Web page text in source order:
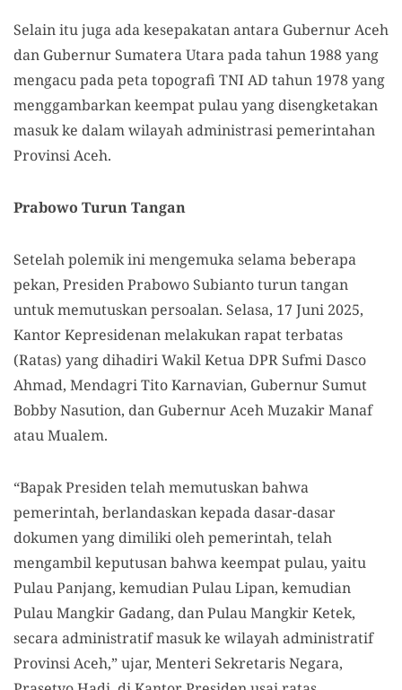
Selain itu juga ada kesepakatan antara Gubernur Aceh
dan Gubernur Sumatera Utara pada tahun 1988 yang
mengacu pada peta topografi TNI AD tahun 1978 yang
menggambarkan keempat pulau yang disengketakan
masuk ke dalam wilayah administrasi pemerintahan
Provinsi Aceh.
Prabowo Turun Tangan
Setelah polemik ini mengemuka selama beberapa
pekan, Presiden Prabowo Subianto turun tangan
untuk memutuskan persoalan. Selasa, 17 Juni 2025,
Kantor Kepresidenan melakukan rapat terbatas
(Ratas) yang dihadiri Wakil Ketua DPR Sufmi Dasco
Ahmad, Mendagri Tito Karnavian, Gubernur Sumut
Bobby Nasution, dan Gubernur Aceh Muzakir Manaf
atau Mualem.
“Bapak Presiden telah memutuskan bahwa
pemerintah, berlandaskan kepada dasar-dasar
dokumen yang dimiliki oleh pemerintah, telah
mengambil keputusan bahwa keempat pulau, yaitu
Pulau Panjang, kemudian Pulau Lipan, kemudian
Pulau Mangkir Gadang, dan Pulau Mangkir Ketek,
secara administratif masuk ke wilayah administratif
Provinsi Aceh,” ujar, Menteri Sekretaris Negara,